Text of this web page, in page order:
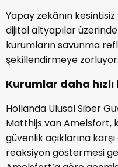
Yapay zekânın
dijital altyapılar
kurumların savunma
şekillendirmeye zorluyor.
Kurumlar daha
Hollanda Ulusal Siber
Matthijs van Amelsfort,
güvenlik açıklarına
reaksiyon göstermesi